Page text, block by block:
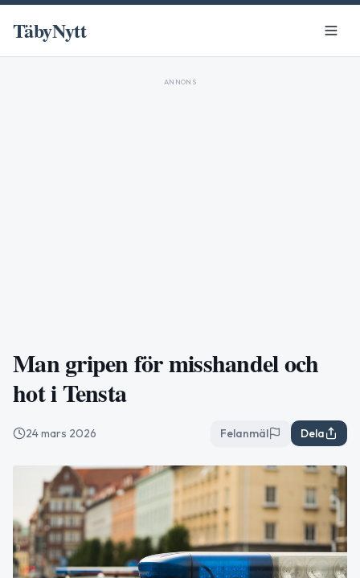
TäbyNytt
ANNONS
Man gripen för misshandel och
hot i Tensta
24 mars 2026 Felanmäl Dela